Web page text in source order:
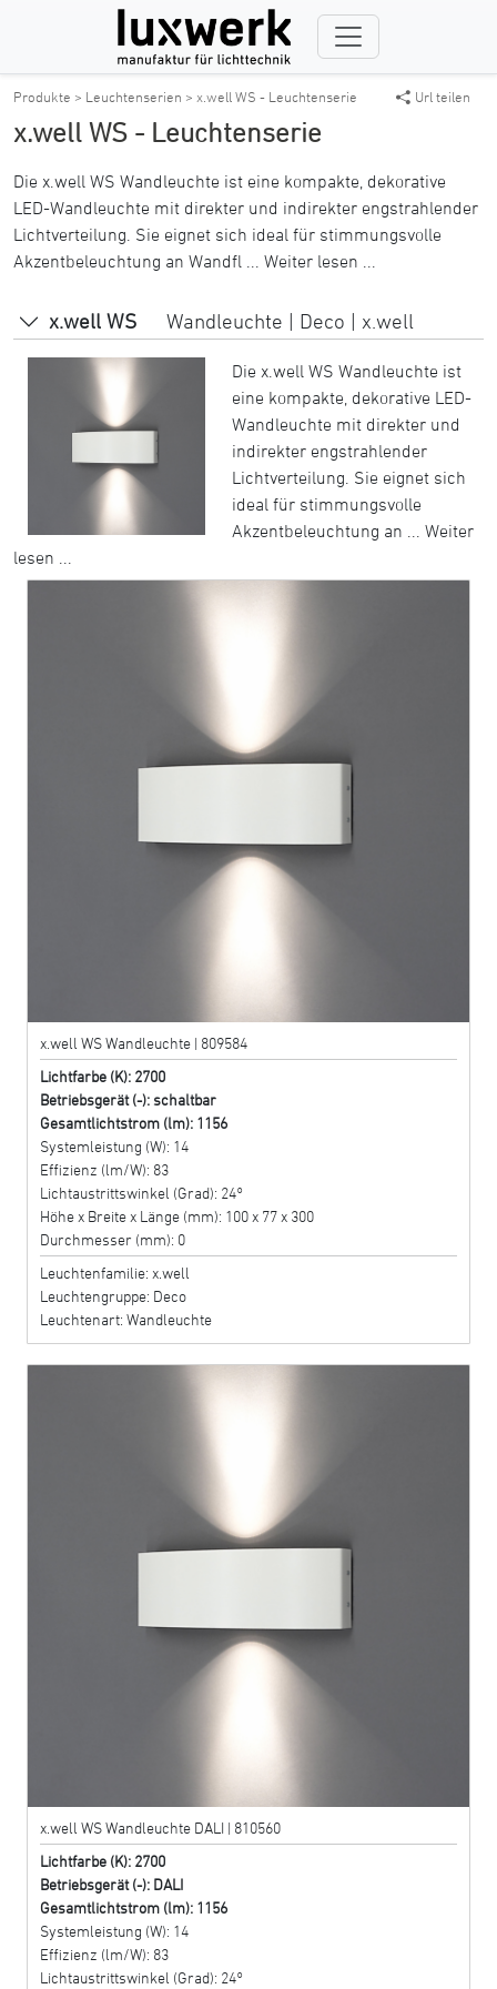
Produkte > Leuchtenserien > x.well WS - Leuchtenserie Url teilen
x.well WS - Leuchtenserie
Die x.well WS Wandleuchte ist eine kompakte, dekorative
LED-Wandleuchte mit direkter und indirekter engstrahlender
Lichtverteilung. Sie eignet sich ideal für stimmungsvolle
Akzentbeleuchtung an Wandfl ... Weiter lesen ...
x.well WS Wandleuchte | Deco | x.well
Die x.well WS Wandleuchte ist
eine kompakte, dekorative LED-
Wandleuchte mit direkter und
indirekter engstrahlender
Lichtverteilung. Sie eignet sich
ideal für stimmungsvolle
Akzentbeleuchtung an ... Weiter
lesen ...
x.well WS Wandleuchte | 809584
Lichtfarbe (K): 2700
Betriebsgerät (-): schaltbar
Gesamtlichtstrom (lm): 1156
Systemleistung (W): 14
Effizienz (lm/W): 83
Lichtaustrittswinkel (Grad): 24°
Höhe x Breite x Länge (mm): 100 x 77 x 300
Durchmesser (mm): 0
Leuchtenfamilie: x.well
Leuchtengruppe: Deco
Leuchtenart: Wandleuchte
x.well WS Wandleuchte DALI | 810560
Lichtfarbe (K): 2700
Betriebsgerät (-): DALI
Gesamtlichtstrom (lm): 1156
Systemleistung (W): 14
Effizienz (lm/W): 83
Lichtaustrittswinkel (Grad): 24°